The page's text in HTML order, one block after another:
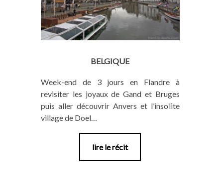
BELGIQUE
Week-end de 3 jours en Flandre à
revisiter les joyaux de Gand et Bruges
puis aller découvrir Anvers et l’insolite
village de Doel…
lire le récit